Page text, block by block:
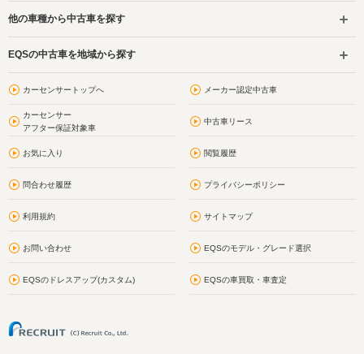
他の車種から中古車を探す
EQSの中古車を地域から探す
カーセンサートップへ メーカー認定中古車
カーセンサー
アフター保証対象車
中古車リース
お気に入り 閲覧履歴
問合わせ履歴 プライバシーポリシー
利用規約 サイトマップ
お問い合わせ EQSのモデル・グレード選択
EQSのドレスアップ(カスタム) EQSの車買取・車査定